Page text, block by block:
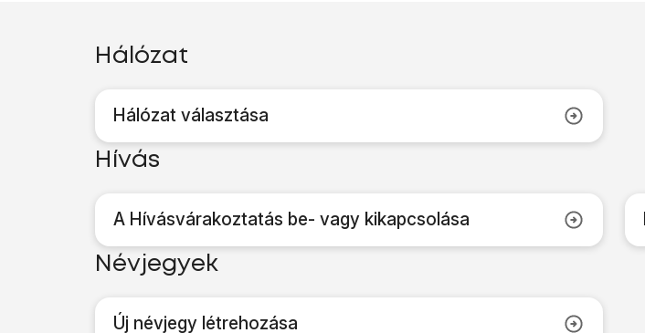
Hálózat
Hálózat választása
Hívás
A Hívásvárakoztatás be- vagy kikapcsolása
Névjegyek
Új névjegy létrehozása